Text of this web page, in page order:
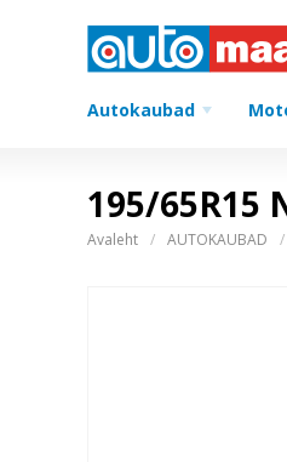
Autokaubad
195/65R15
Avaleht AUTOKAUBAD